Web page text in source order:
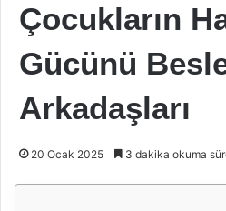
Çocukların
Gücünü
Arkadaşları
20 Ocak 2025 3 dakika okuma